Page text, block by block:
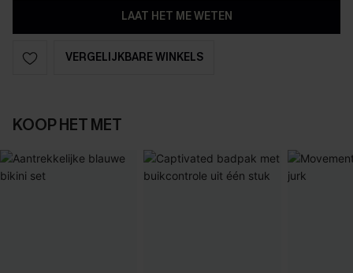
LAAT HET ME WETEN
VERGELIJKBARE WINKELS
KOOP HET MET